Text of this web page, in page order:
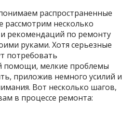
распространенные
рассмотрим несколько
рекомендаций по ремонту
руками. Хотя серьезные
потребовать
помощи, мелкие проблемы
приложив немного усилий и
Вот несколько шагов,
в процессе ремонта: